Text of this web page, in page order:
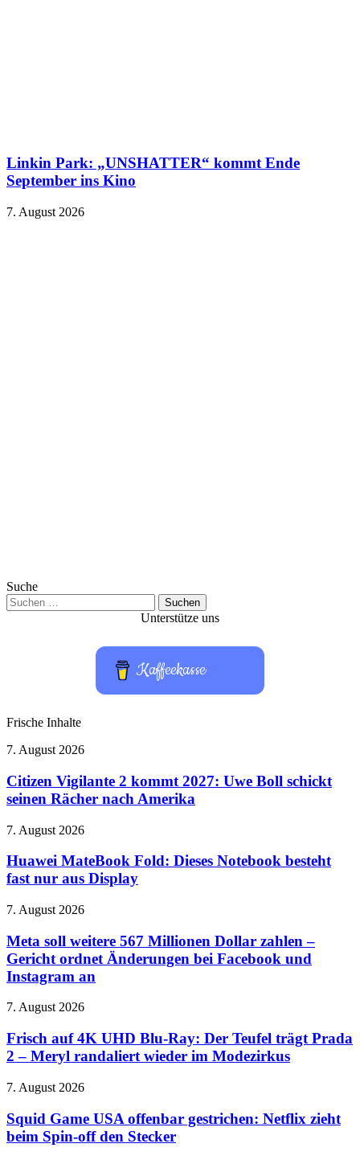
Linkin Park: „UNSHATTER“ kommt Ende
September ins Kino
7. August 2026
Suche
Suchen
nach:
Unterstütze uns
Kaffeekasse
Frische Inhalte
Citizen
2
kommt
2027:
Boll
seinen
Rächer
Amerika
7. August 2026
Citizen Vigilante 2 kommt 2027: Uwe Boll schickt
seinen Rächer nach Amerika
Huawei
Fold:
Dieses
Notebook
fast
aus
Display
7. August 2026
Huawei MateBook Fold: Dieses Notebook besteht
fast nur aus Display
Meta
weitere
567
Millionen
Dollar
–
ordnet
Änderungen
Facebook
Instagram
an
7. August 2026
Meta soll weitere 567 Millionen Dollar zahlen –
Gericht ordnet Änderungen bei Facebook und
Instagram an
Frisch
4K
UHD
Blu-
Der
trägt
Prada
7. August 2026
Frisch auf 4K UHD Blu-Ray: Der Teufel trägt Prada
2 – Meryl randaliert wieder im Modezirkus
Squid
USA
offenbar
gestrichen:
7. August 2026
Squid Game USA offenbar gestrichen: Netflix zieht
beim Spin-off den Stecker